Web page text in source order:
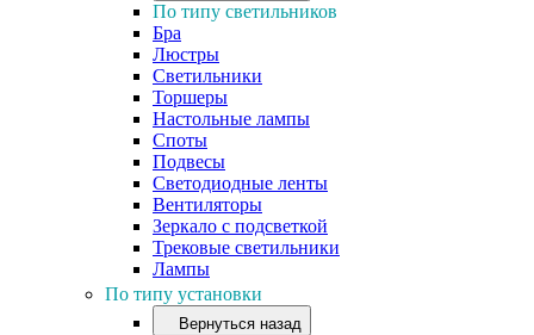
По типу светильников
Бра
Люстры
Светильники
Торшеры
Настольные лампы
Споты
Подвесы
Светодиодные ленты
Вентиляторы
Зеркало с подсветкой
Трековые светильники
Лампы
По типу установки
Вернуться назад